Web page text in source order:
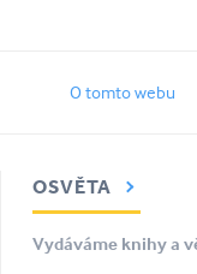
O tomto webu
OSVĚTA
Vydáváme knihy a